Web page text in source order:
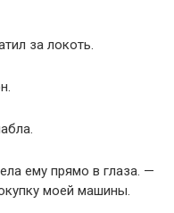
за локоть.
ему прямо в глаза. —
моей машины.